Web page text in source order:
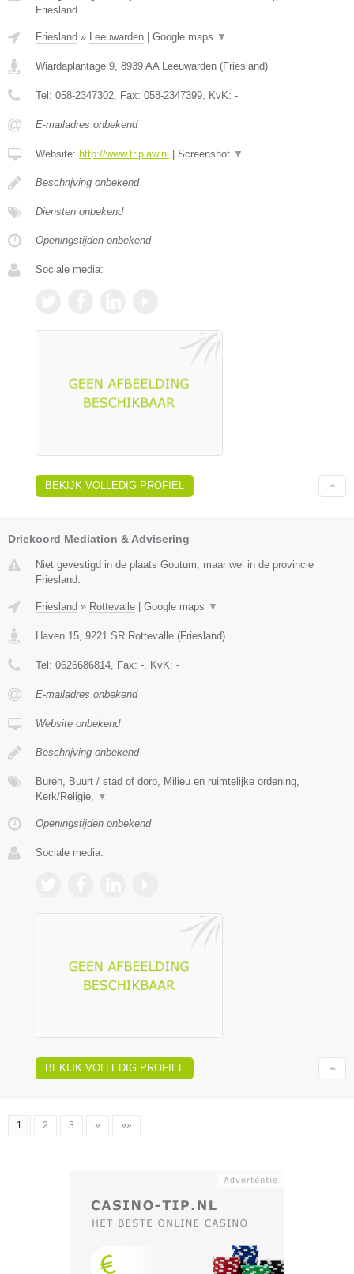
Friesland.
Friesland » Leeuwarden Google maps ▼
Wiardaplantage 9, 8939 AA Leeuwarden (Friesland)
Tel: 058-2347302, Fax: 058-2347399, KvK: -
E-mailadres onbekend
Website: http://www.triplaw.nl Screenshot ▼
Beschrijving onbekend
Diensten onbekend
Openingstijden onbekend
Sociale media:
BEKIJK VOLLEDIG PROFIEL
Driekoord Mediation & Advisering
Niet gevestigd in de plaats Goutum, maar wel in de provincie
Friesland.
Friesland » Rottevalle Google maps ▼
Haven 15 9221 SR Rottevalle (Friesland)
Tel: 0626686814 , Fax: - , KvK: -
E-mailadres onbekend
Website onbekend
Beschrijving onbekend
Buren, Buurt / stad of dorp, Milieu en ruimtelijke ordening,
Kerk/Religie,
▼
Openingstijden onbekend
Sociale media:
BEKIJK VOLLEDIG PROFIEL
1 2 3 » »»